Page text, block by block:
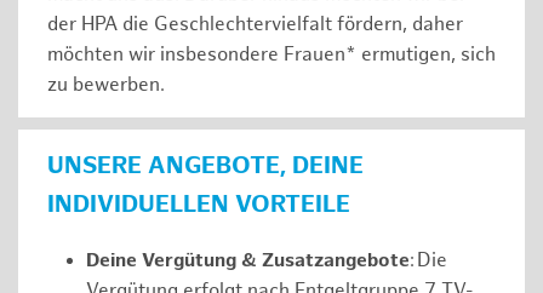
der HPA die Geschlechtervielfalt fördern, daher
möchten wir insbesondere Frauen* ermutigen, sich
zu bewerben.
UNSERE ANGEBOTE, DEINE
INDIVIDUELLEN VORTEILE
Deine Vergütung & Zusatzangebote: Die